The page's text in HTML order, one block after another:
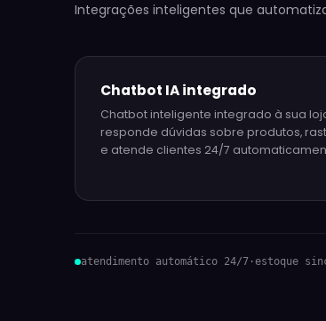
Integrações inteligentes que
Chatbot IA integrado
Chatbot inteligente integrado à sua
responde dúvidas sobre produtos,
e atende clientes 24/7
atendimento automático 24/7 ·estoque